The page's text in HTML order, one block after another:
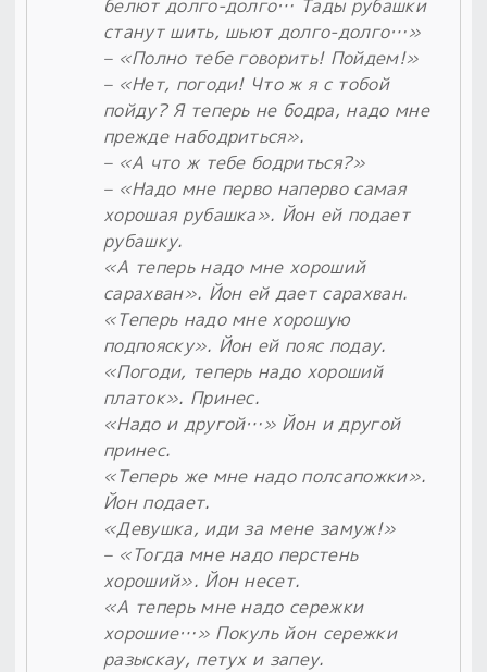
белют долго-долго… Тады рубашки
станут шить, шьют долго-долго…»
– «Полно тебе говорить! Пойдем!»
– «Нет, погоди! Что ж я с тобой
пойду? Я теперь не бодра, надо мне
прежде набодриться».
– «А что ж тебе бодриться?»
– «Надо мне перво наперво самая
хорошая рубашка». Йон ей подает
рубашку.
«А теперь надо мне хороший
сарахван». Йон ей дает сарахван.
«Теперь надо мне хорошую
подпояску». Йон ей пояс подау.
«Погоди, теперь надо хороший
платок». Принес.
«Надо и другой…» Йон и другой
принес.
«Теперь же мне надо полсапожки».
Йон подает.
«Девушка, иди за мене замуж!»
– «Тогда мне надо перстень
хороший». Йон несет.
«А теперь мне надо сережки
хорошие…» Покуль йон сережки
разыскау, петух и запеу.